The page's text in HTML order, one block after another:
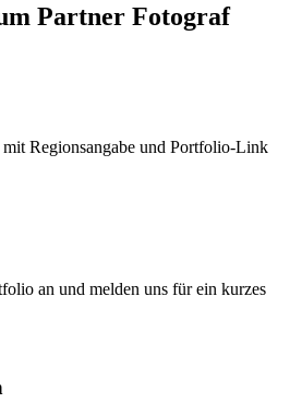
Partner Fotograf
Regionsangabe und Portfolio-Link
an und melden uns für ein kurzes